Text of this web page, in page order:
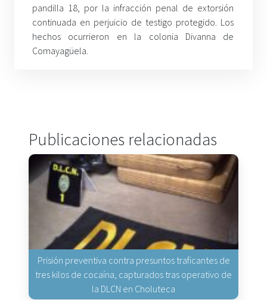
pandilla 18, por la infracción penal de extorsión
continuada en perjuicio de testigo protegido. Los
hechos ocurrieron en la colonia Divanna de
Comayagüela
Publicaciones relacionadas
Prisión preventiva contra presuntos traficantes de
tres kilos de cocaína, capturados tras operativo de
la DLCN en Choluteca